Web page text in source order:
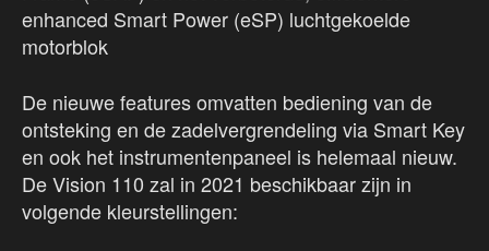
enhanced Smart Power (eSP) luchtgekoelde
motorblok
De nieuwe features omvatten bediening van de
ontsteking en de zadelvergrendeling via Smart Key
en ook het instrumentenpaneel is helemaal nieuw.
De Vision 110 zal in 2021 beschikbaar zijn in
volgende kleurstellingen: